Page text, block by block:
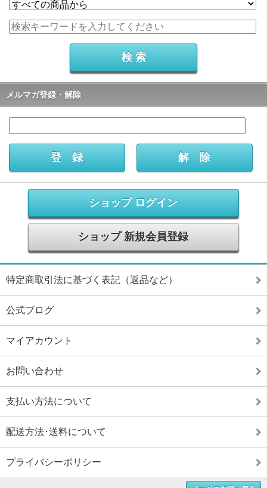
メルマガ登録・解除
ショップ ログイン
ショップ 新規会員登録
特定商取引法に基づく表記（返品など）
公式ブログ
マイアカウント
お問い合わせ
支払い方法について
配送方法･送料について
プライバシーポリシー